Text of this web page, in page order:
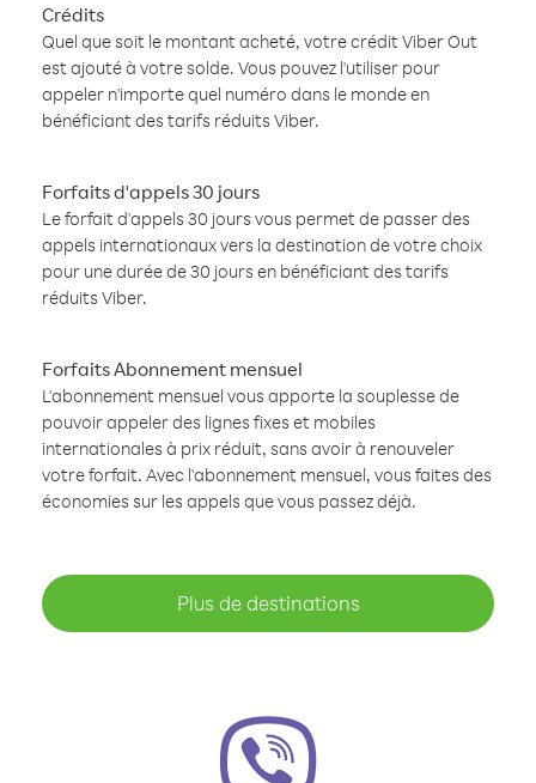
Crédits
Quel que soit le montant acheté, votre crédit Viber Out
est ajouté à votre solde. Vous pouvez l'utiliser pour
appeler n'importe quel numéro dans le monde en
bénéficiant des tarifs réduits Viber.
Forfaits d'appels 30 jours
Le forfait d'appels 30 jours vous permet de passer des
appels internationaux vers la destination de votre choix
pour une durée de 30 jours en bénéficiant des tarifs
réduits Viber.
Forfaits Abonnement mensuel
L'abonnement mensuel vous apporte la souplesse de
pouvoir appeler des lignes fixes et mobiles
internationales à prix réduit, sans avoir à renouveler
votre forfait. Avec l'abonnement mensuel, vous faites des
économies sur les appels que vous passez déjà.
Plus de destinations